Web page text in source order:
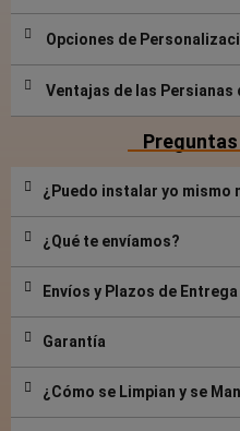
Opciones de
Ventajas de las Persianas
¿Puedo instalar yo mismo
¿Qué te envíamos?
Envíos y Plazos de Entrega
Garantía
¿Cómo se Limpian y se